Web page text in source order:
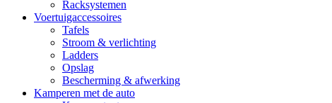
Racksystemen
Voertuigaccessoires
Tafels
Stroom & verlichting
Ladders
Opslag
Bescherming & afwerking
Kamperen met de auto